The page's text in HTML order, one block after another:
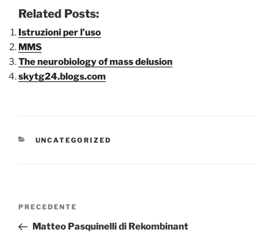
Related Posts:
Istruzioni per l’uso
MMS
The neurobiology of mass delusion
skytg24.blogs.com
CATEGORIE
UNCATEGORIZED
Navigazione
Articolo
precedente:
PRECEDENTE
Matteo Pasquinelli di Rekombinant